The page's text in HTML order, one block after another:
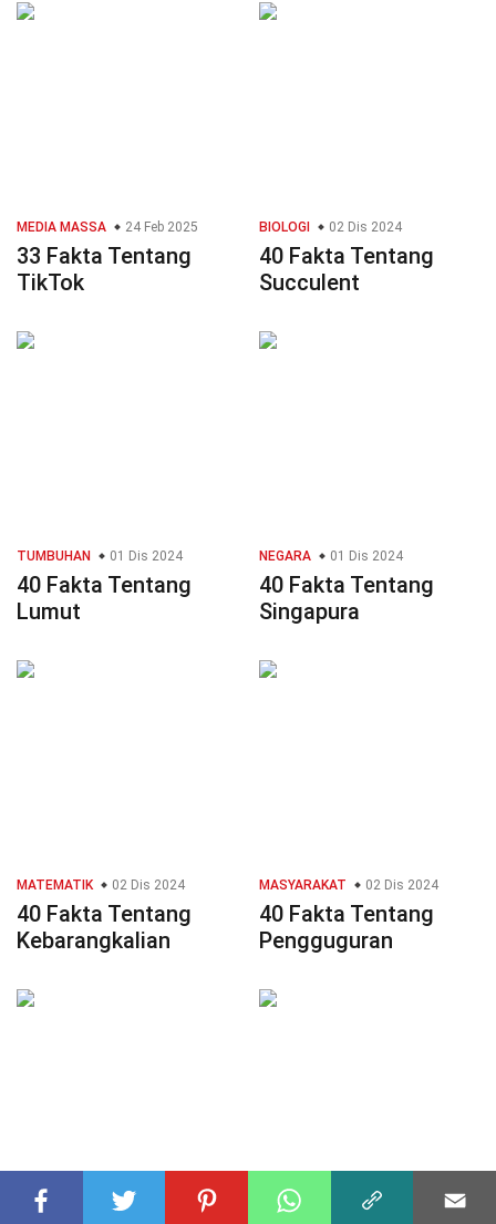
MEDIA MASSA 24 Feb 2025
33 Fakta Tentang
TikTok
BIOLOGI 02 Dis 2024
40 Fakta Tentang
Succulent
TUMBUHAN 01 Dis 2024
40 Fakta Tentang
Lumut
NEGARA 01 Dis 2024
40 Fakta Tentang
Singapura
MATEMATIK 02 Dis 2024
40 Fakta Tentang
Kebarangkalian
MASYARAKAT 02 Dis 2024
40 Fakta Tentang
Pengguguran
PERTANIAN 02 Dis 2024 KEJURUTERAAN